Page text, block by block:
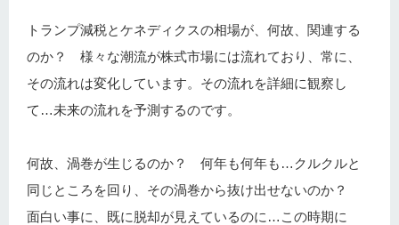
トランプ減税とケネディクスの相場が、何故、関連する
のか？ 様々な潮流が株式市場には流れており、常に、
その流れは変化しています。その流れを詳細に観察し
て…未来の流れを予測するのです。
何故、渦巻が生じるのか？ 何年も何年も…クルクルと
同じところを回り、その渦巻から抜け出せないのか？
面白い事に、既に脱却が見えているのに…この時期に